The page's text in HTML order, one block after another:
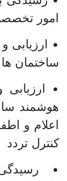
امور
• ارزیابی
ساختمان ها
•
هوشمند
اعلام و
کنترل تردد
•